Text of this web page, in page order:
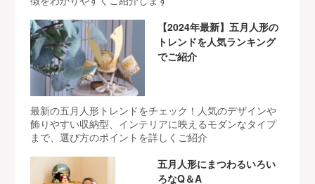
【2024年最新】五月人形の
トレンドを人気ランキング
でご紹介
最新の五月人形トレンドをチェック！人気のデザインや
飾りやすい収納型、インテリアに映えるモダンなタイプ
まで、選び方のポイントを詳しくご紹介
五月人形にまつわるいろい
ろなQ＆A